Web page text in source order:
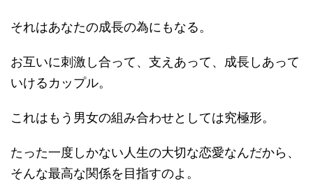
それはあなたの成長の為にもなる。
お互いに刺激し合って、支えあって、成長しあって
いけるカップル。
これはもう男女の組み合わせとしては究極形。
たった一度しかない人生の大切な恋愛なんだから、
そんな最高な関係を目指すのよ。